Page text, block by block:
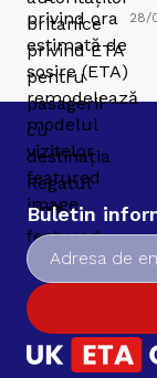
28/
Buletin